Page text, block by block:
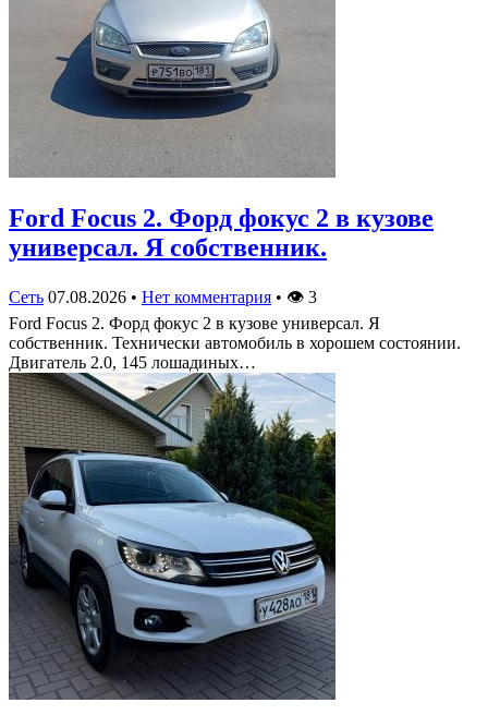
Ford Focus 2. Форд фокус 2 в кузове
универсал. Я собственник.
Сеть 07.08.2026 • Нет комментария • 👁 3
Ford Focus 2. Форд фокус 2 в кузове универсал. Я
собственник. Технически автомобиль в хорошем состоянии.
Двигатель 2.0, 145 лошадиных…